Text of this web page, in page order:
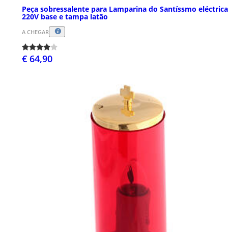
Peça sobressalente para Lamparina do Santíssmo eléctrica
220V base e tampa latão
A CHEGAR
€ 64,90